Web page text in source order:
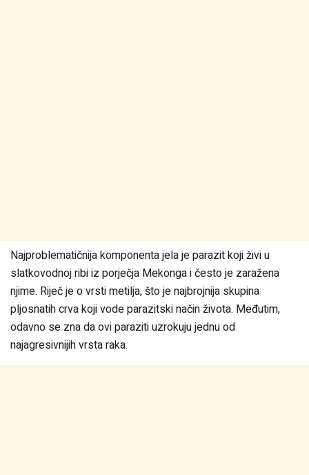
Najproblematičnija komponenta jela je parazit koji živi u
slatkovodnoj ribi iz porječja Mekonga i često je zaražena
njime. Riječ je o vrsti metilja, što je najbrojnija skupina
pljosnatih crva koji vode parazitski način života. Međutim,
odavno se zna da ovi paraziti uzrokuju jednu od
najagresivnijih vrsta raka.